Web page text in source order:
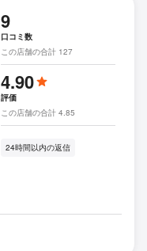
9
口コミ数
この店舗の合計 127
4.90
評価
この店舗の合計 4.85
24時間以内の返信